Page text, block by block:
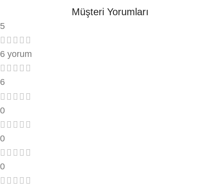
Müşteri Yorumları
5
6 yorum
6
0
0
0